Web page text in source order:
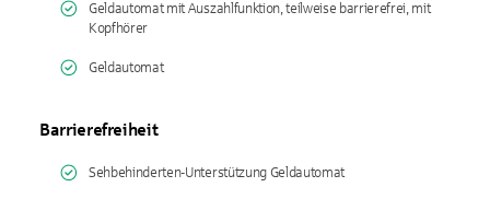
Geldautomat mit Auszahlfunktion, teilweise barrierefrei, mit
Kopfhörer
Geldautomat
Barrierefreiheit
Sehbehinderten-Unterstützung Geldautomat